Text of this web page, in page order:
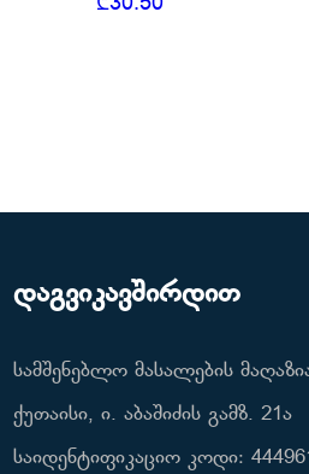
დაგვიკავშირდით
სამშენებლო მასალების
ქუთაისი, ი. აბაშიძის გამზ. 21ა
საიდენტიფიკაციო კოდი: